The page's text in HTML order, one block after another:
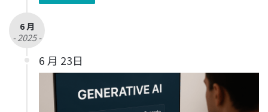
6 月
- 2025 -
6 月 23日